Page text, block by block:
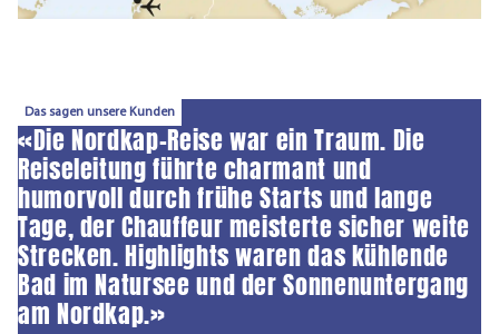
Das sagen unsere Kunden
«Die Nordkap-Reise war ein Traum. Die
Reiseleitung führte charmant und
humorvoll durch frühe Starts und lange
Tage, der Chauffeur meisterte sicher weite
Strecken. Highlights waren das kühlende
Bad im Natursee und der Sonnenuntergang
am Nordkap.»